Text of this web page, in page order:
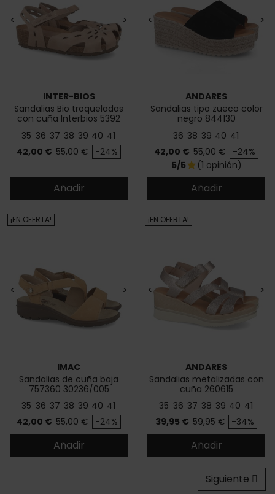
< >
INTER-BIOS
Sandalias Bio troqueladas
con cuña Interbios 5392
35 36 37 38 39 40 41
Precio
42,00 € Precio base
55,00 € -24%
Añadir
< >
ANDARES
Sandalias tipo zueco color
negro 844130
36 38 39 40 41
Precio
42,00 € Precio base
55,00 € -24%
5/5star (1 opinión)
Añadir
< >
IMAC
Sandalias de cuña baja
757360 30236/005
35 36 37 38 39 40 41
Precio
42,00 € Precio base
55,00 € -24%
¡EN OFERTA!
Añadir
< >
ANDARES
Sandalias metalizadas con
cuña 260615
35 36 37 38 39 40 41
Precio
39,95 € Precio base
59,95 € -34%
¡EN OFERTA!
Añadir
Siguiente